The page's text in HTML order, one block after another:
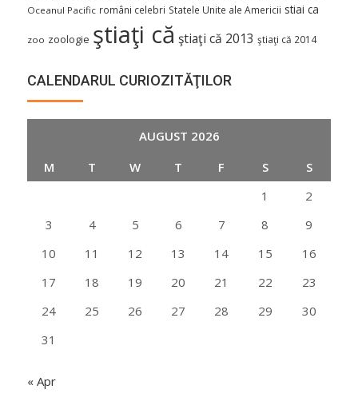
Oceanul Pacific români celebri Statele Unite ale Americii stiai ca
zoo zoologie ştiaţi că ştiaţi că 2013 ştiaţi că 2014
CALENDARUL CURIOZITĂŢILOR
AUGUST 2026
M
T W T F S
S
1
2
3
4 5 6 7 8
9
10
11 12 13 14 15
16
17
18 19 20 21 22
23
24
25 26 27 28 29
30
31
« Apr